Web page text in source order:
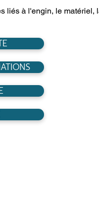
liés à l'engin, le matériel,